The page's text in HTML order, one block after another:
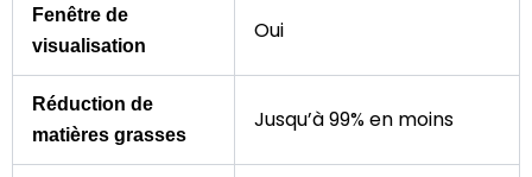
Fenêtre de
visualisation
Oui
Réduction de
matières grasses
Jusqu’à 99% en moins